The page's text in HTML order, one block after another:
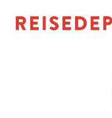
Inhalt